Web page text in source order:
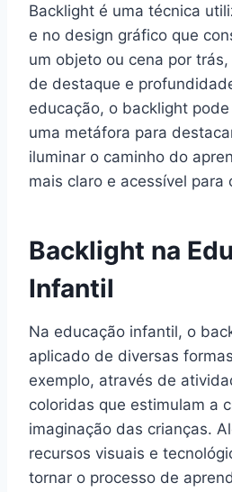
Backlight é uma técnica
e no design gráfico que
um objeto ou cena por
de destaque e
educação, o backlight
uma metáfora para
iluminar o caminho do
mais claro e acessível para
Backlight na
Infantil
Na educação infantil, o
aplicado de diversas
exemplo, através de
coloridas que estimulam a
imaginação das crianças.
recursos visuais e
tornar o processo de